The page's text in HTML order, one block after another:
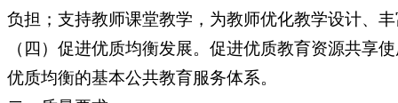
负担；支持教师课堂教学，为教师优化教学设计、
（四）促进优质均衡发展。促进优质教育资源共享
优质均衡的基本公共教育服务体系。